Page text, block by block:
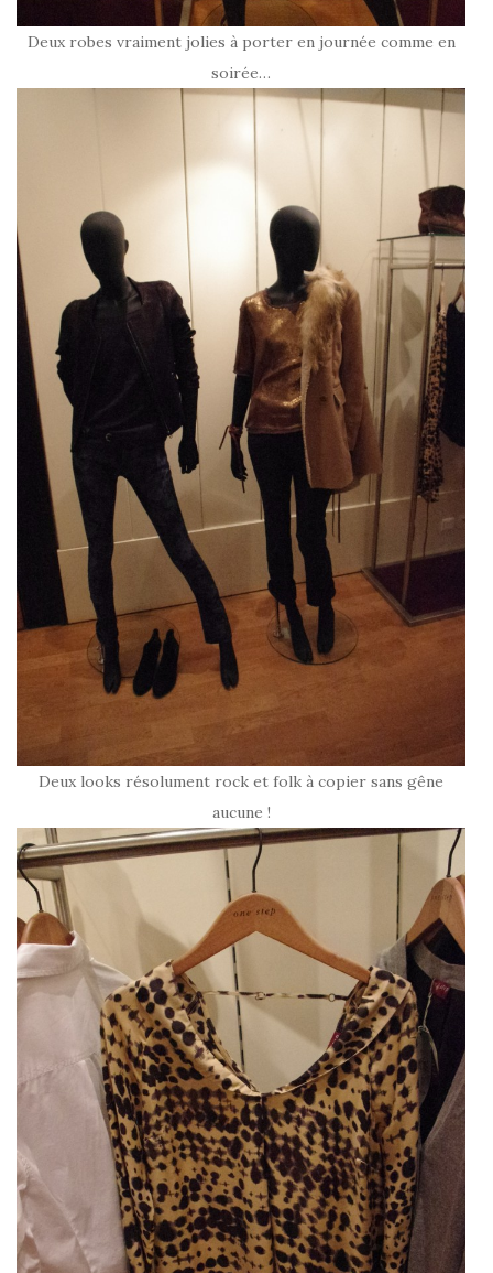
Deux robes vraiment jolies à porter en journée comme en
soirée…
Deux looks résolument rock et folk à copier sans gêne
aucune !